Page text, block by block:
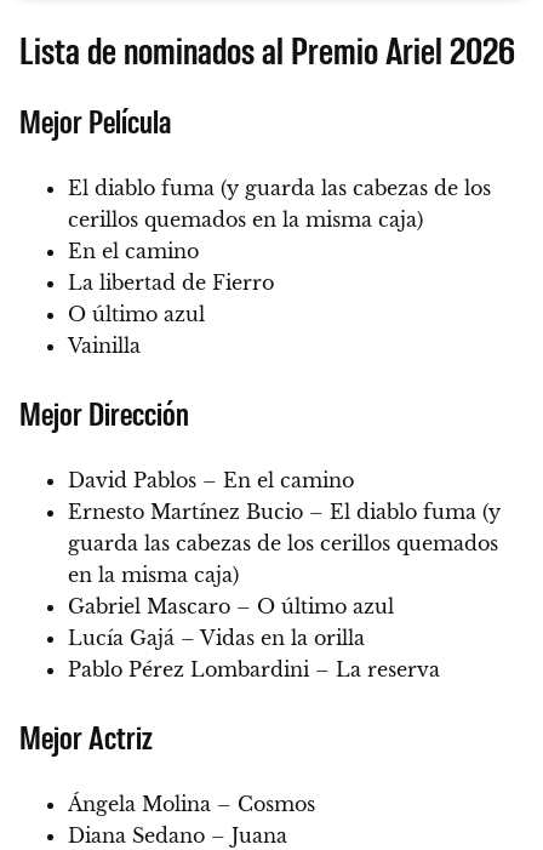
Lista de nominados al Premio Ariel 2026
Mejor Película
El diablo fuma (y guarda las cabezas de los
cerillos quemados en la misma caja)
En el camino
La libertad de Fierro
O último azul
Vainilla
Mejor Dirección
David Pablos – En el camino
Ernesto Martínez Bucio – El diablo fuma (y
guarda las cabezas de los cerillos quemados
en la misma caja)
Gabriel Mascaro – O último azul
Lucía Gajá – Vidas en la orilla
Pablo Pérez Lombardini – La reserva
Mejor Actriz
Ángela Molina – Cosmos
Diana Sedano – Juana